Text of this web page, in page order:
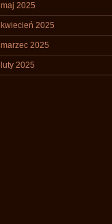
maj 2025
kwiecień 2025
marzec 2025
luty 2025